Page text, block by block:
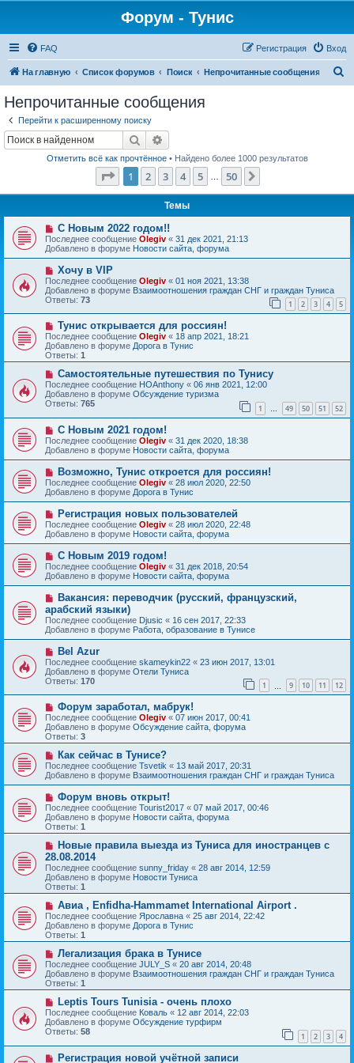
Форум - Тунис
FAQ Вход
Регистрация
На главную Список форумов Поиск Непрочитанные сообщения
Непрочитанные сообщения
Перейти к расширенному поиску
Поиск
Отметить всё как прочтённое• Найдено более 1000 результатов
Страница из 50
1 2 3 4 5 50
Темы
Н
о
в
о
е
с
о
о
б
щ
е
и
е
С Новым 2022 годом!!
Последнее сообщение Olegiv « 31 дек 2021, 21:13
Добавлено в форуме Новости сайта, форума
Н
о
в
о
е
с
о
о
б
щ
е
н
и
е
Хочу в VIP
Последнее сообщение Olegiv « 01 ноя 2021, 13:38
Добавлено в форуме Взаимоотношения граждан СНГ и граждан Туниса
Ответы: 73 1 2 3 4 5
Н
о
в
о
е
с
о
б
щ
е
н
и
е
Тунис открывается для россиян!
Последнее сообщение Olegiv « 18 апр 2021, 18:21
Добавлено в форуме Дорога в Тунис
Ответы: 1
Н
о
в
о
е
с
о
о
б
е
н
и
е
Самостоятельные путешествия по Тунису
Последнее сообщение HOAnthony « 06 янв 2021, 12:00
Добавлено в форуме Обсуждение туризма
Ответы: 765 1 … 49 50 51 52
Н
о
в
о
е
с
о
о
б
щ
е
н
и
е
С Новым 2021 годом!
Последнее сообщение Olegiv « 31 дек 2020, 18:38
Добавлено в форуме Новости сайта, форума
Н
о
в
о
е
с
о
о
б
щ
е
н
и
е
Возможно, Тунис откроется для россиян!
Последнее сообщение Olegiv « 28 июл 2020, 22:50
Добавлено в форуме Дорога в Тунис
Н
о
в
о
с
о
о
б
щ
е
н
и
е
Регистрация новых пользователей
Последнее сообщение Olegiv « 28 июл 2020, 22:48
Добавлено в форуме Новости сайта, форума
Н
о
в
о
е
с
о
о
б
щ
е
н
и
е
С Новым 2019 годом!
Последнее сообщение Olegiv « 31 дек 2018, 20:54
Добавлено в форуме Новости сайта, форума
Н
в
о
е
с
о
б
щ
и
е
Вакансия: переводчик (русский, французский,
арабский языки)
Последнее сообщение Djusic « 16 сен 2017, 22:33
Добавлено в форуме Работа, образование в Тунисе
Н
о
в
о
е
с
о
о
б
щ
е
н
и
е
Bel Azur
Последнее сообщение skameykin22 « 23 июн 2017, 13:01
Добавлено в форуме Отели Туниса
Ответы: 170 1 9 10 11 12
Н
о
в
о
е
с
о
о
б
щ
е
н
и
е
Форум заработал, мабрук!
Последнее сообщение Olegiv « 07 июн 2017, 00:41
Добавлено в форуме Обсуждение сайта, форума
Ответы: 3
Н
о
в
е
с
о
о
б
щ
е
н
и
е
Как сейчас в Тунисе?
Последнее сообщение Tsvetik « 13 май 2017, 20:31
Добавлено в форуме Взаимоотношения граждан СНГ и граждан Туниса
Н
о
в
о
е
с
о
о
б
щ
е
и
е
Форум вновь открыт!
Последнее сообщение Tourist2017 « 07 май 2017, 00:46
Добавлено в форуме Новости сайта, форума
Ответы: 1
Н
о
в
о
е
с
о
б
щ
е
и
е
Новые правила выезда из Туниса для иностранцев с
28.08.2014
Последнее сообщение sunny_friday « 28 авг 2014, 12:59
Добавлено в форуме Новости Туниса
Ответы: 1
Н
о
в
о
е
с
о
о
б
щ
е
н
и
е
Авиа , Enfidha-Hammamet International Airport .
Последнее сообщение Ярославна « 25 авг 2014, 22:42
Добавлено в форуме Дорога в Тунис
Ответы: 1
Н
о
в
о
е
с
о
о
б
щ
е
н
Легализация брака в Тунисе
Последнее сообщение JULY_S « 20 авг 2014, 20:48
Добавлено в форуме Взаимоотношения граждан СНГ и граждан Туниса
Ответы: 1
Н
о
в
о
с
Leptis Tours Tunisia - очень плохо
Последнее сообщение Коваль « 12 авг 2014, 22:03
Добавлено в форуме Обсуждение турфирм
Ответы: 58 1 2 3 4
НРегистрация новой учётной записи